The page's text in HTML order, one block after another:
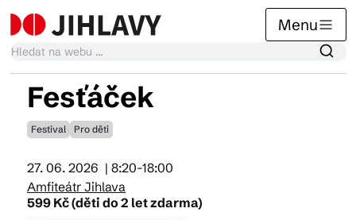
Menu
Kalendář akcí
Tradiční akce
Fesťáček
Festival Pro děti
27. 06. 2026 | 8:20-18:00
Amfiteátr Jihlava
599 Kč (děti do 2 let zdarma)